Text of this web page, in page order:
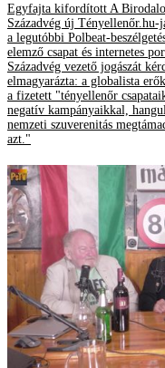
Egyfajta kifordított A
Századvég új
a legutóbbi Polbeat-
elemző csapat és internetes
Századvég vezető jogászát
elmagyarázta: a globalista
a fizetett "tényellenőr
negatív kampányaikkal,
nemzeti szuverenitás
azt."